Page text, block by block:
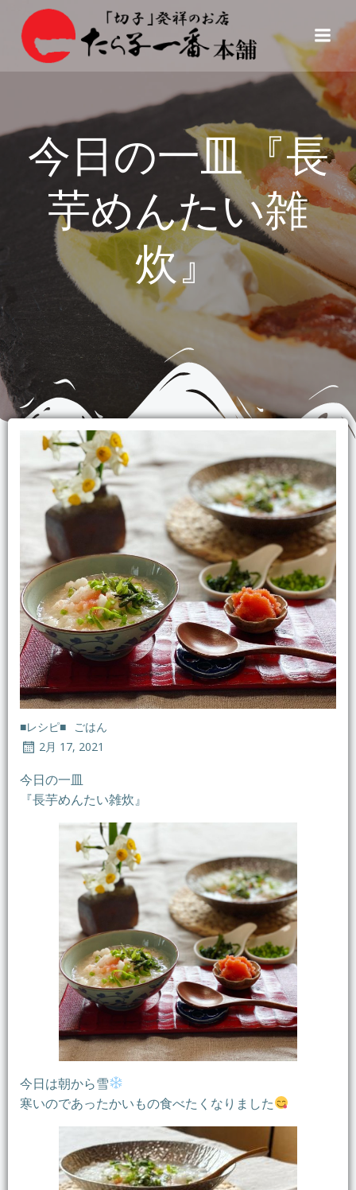
コ
ン
テ
ッ
今日の一皿『長
芋めんたい雑
炊』
■レシピ■ ごはん
2月 17, 2021
今日の一皿
『長芋めんたい雑炊』
今日は朝から雪
寒いのであったかいもの食べたくなりました